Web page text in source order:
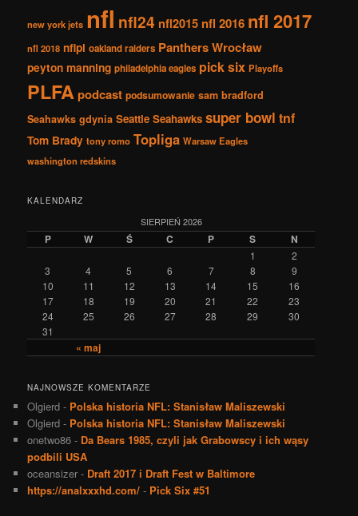
new york jets nfl nfl24 nfl2015 nfl 2016 nfl 2017
nfl 2018 nflpl oakland raiders Panthers Wrocław
peyton manning philadelphia eagles pick six Playoffs
PLFApodcast podsumowanie sam bradford
Seahawks gdynia Seattle Seahawks super bowl tnf
Tom Brady tony romo Topliga Warsaw Eagles
washington redskins
KALENDARZ
SIERPIEŃ 2026
P W Ś C P S N
« maj
1
2
3
4 5 6 7 8
9
10
11 12 13 14 15
16
17
18 19 20 21 22
23
24
25 26 27 28 29
30
31
NAJNOWSZE KOMENTARZE
Olgierd - Polska historia NFL: Stanisław Maliszewski
Olgierd - Polska historia NFL: Stanisław Maliszewski
onetwo86 - Da Bears 1985, czyli jak Grabowscy i ich wąsy
podbili USA
oceansizer - Draft 2017 i Draft Fest w Baltimore
https://analxxxhd.com/ - Pick Six #51